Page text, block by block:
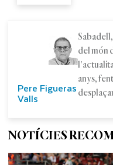
Pere Figueras
Valls
del món
anys,
NOTÍCIES